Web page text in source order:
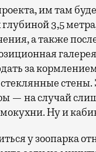
им там
3,5
а также
за
— на случай
Ну и
у зоопарка